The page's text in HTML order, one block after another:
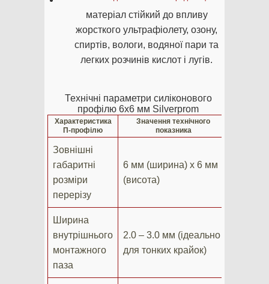
матеріал стійкий до впливу
жорсткого ультрафіолету, озону,
спиртів, вологи, водяної пари та
легких розчинів кислот і лугів.
Технічні параметри силіконового
профілю 6х6 мм Silverprom
Характеристика
П-профілю
Значення технічного
показника
Зовнішні
габаритні
розміри
перерізу
6 мм (ширина) х 6 мм
(висота)
Ширина
внутрішнього
монтажного
паза
2.0 – 3.0 мм (ідеально
для тонких крайок)